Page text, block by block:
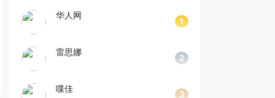
华人网
雷思娜
喋佳